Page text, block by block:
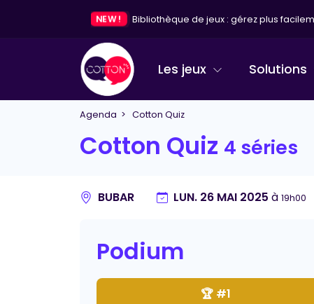
NEW ! Bibliothèque de jeux : gérez plus
Les jeux Solutions
Agenda > Cotton Quiz
Cotton Quiz 4 séries
BUBAR LUN. 26 MAI 2025 à 19h00
Podium
🏆 #1